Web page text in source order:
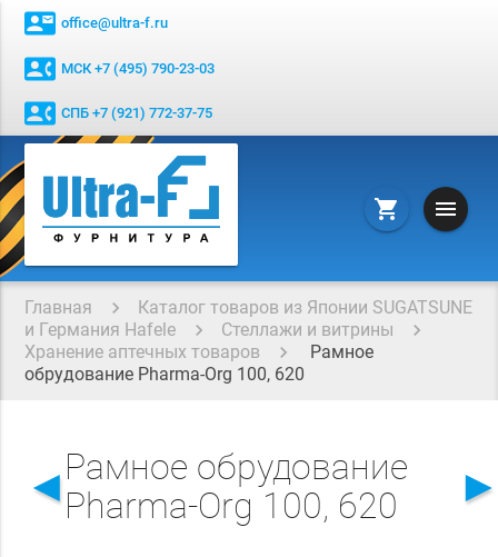
contact_mail office@ultra-f.ru
contact_phone МСК +7 (495) 790-23-03
contact_phone СПБ +7 (921) 772-37-75
shopping_cart menu
Главная
Каталог товаров из Японии SUGATSUNE
и Германия Hafele
Стеллажи и витрины
Хранение аптечных товаров
Рамное
обрудование Pharma-Org 100, 620
◄Рамное обрудование
Pharma-Org 100, 620